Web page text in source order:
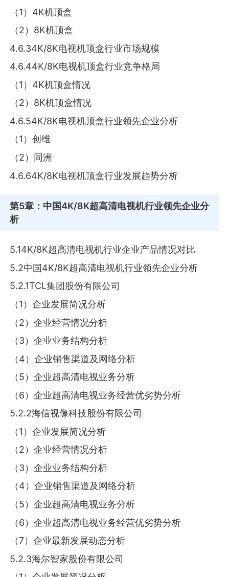
（1）4K机顶盒
（2）8K机顶盒
4.6.34K/8K电视机顶盒行业市场规模
4.6.44K/8K电视机顶盒行业竞争格局
（1）4K机顶盒情况
（2）8K机顶盒情况
4.6.54K/8K电视机顶盒行业领先企业分析
（1）创维
（2）同洲
4.6.64K/8K电视机顶盒行业发展趋势分析
第5章 ：中国4K/8K超高清电视机行业领先企业分
析
5.14K/8K超高清电视机行业企业产品情况对比
5.2中国4K/8K超高清电视机行业领先企业分析
5.2.1TCL集团股份有限公司
（1）企业发展简况分析
（2）企业经营情况分析
（3）企业业务结构分析
（4）企业销售渠道及网络分析
（5）企业超高清电视业务分析
（6）企业超高清电视业务经营优劣势分析
5.2.2海信视像科技股份有限公司
（1）企业发展简况分析
（2）企业经营情况分析
（3）企业业务结构分析
（4）企业销售渠道及网络分析
（5）企业超高清电视业务分析
（6）企业超高清电视业务经营优劣势分析
（7）企业最新发展动态分析
5.2.3海尔智家股份有限公司